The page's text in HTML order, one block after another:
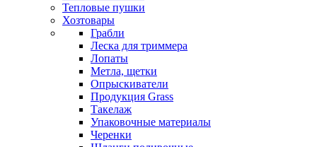
Тепловые пушки
Хозтовары
Грабли
Леска для триммера
Лопаты
Метла, щетки
Опрыскиватели
Продукция Grass
Такелаж
Упаковочные материалы
Черенки